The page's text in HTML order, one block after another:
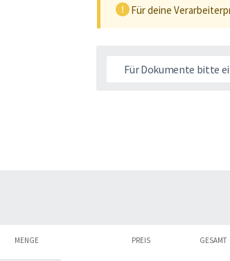
Für deine
Für Dokumente bitte
MENGE PREIS GESAMT